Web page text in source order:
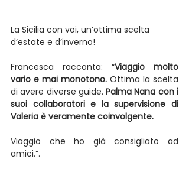
La Sicilia con voi, un’ottima scelta
d’estate e d’inverno!
Francesca racconta: “Viaggio molto
vario e mai monotono. Ottima la scelta
di avere diverse guide. Palma Nana con i
suoi collaboratori e la supervisione di
Valeria è veramente coinvolgente.
Viaggio che ho già consigliato ad
amici.”.